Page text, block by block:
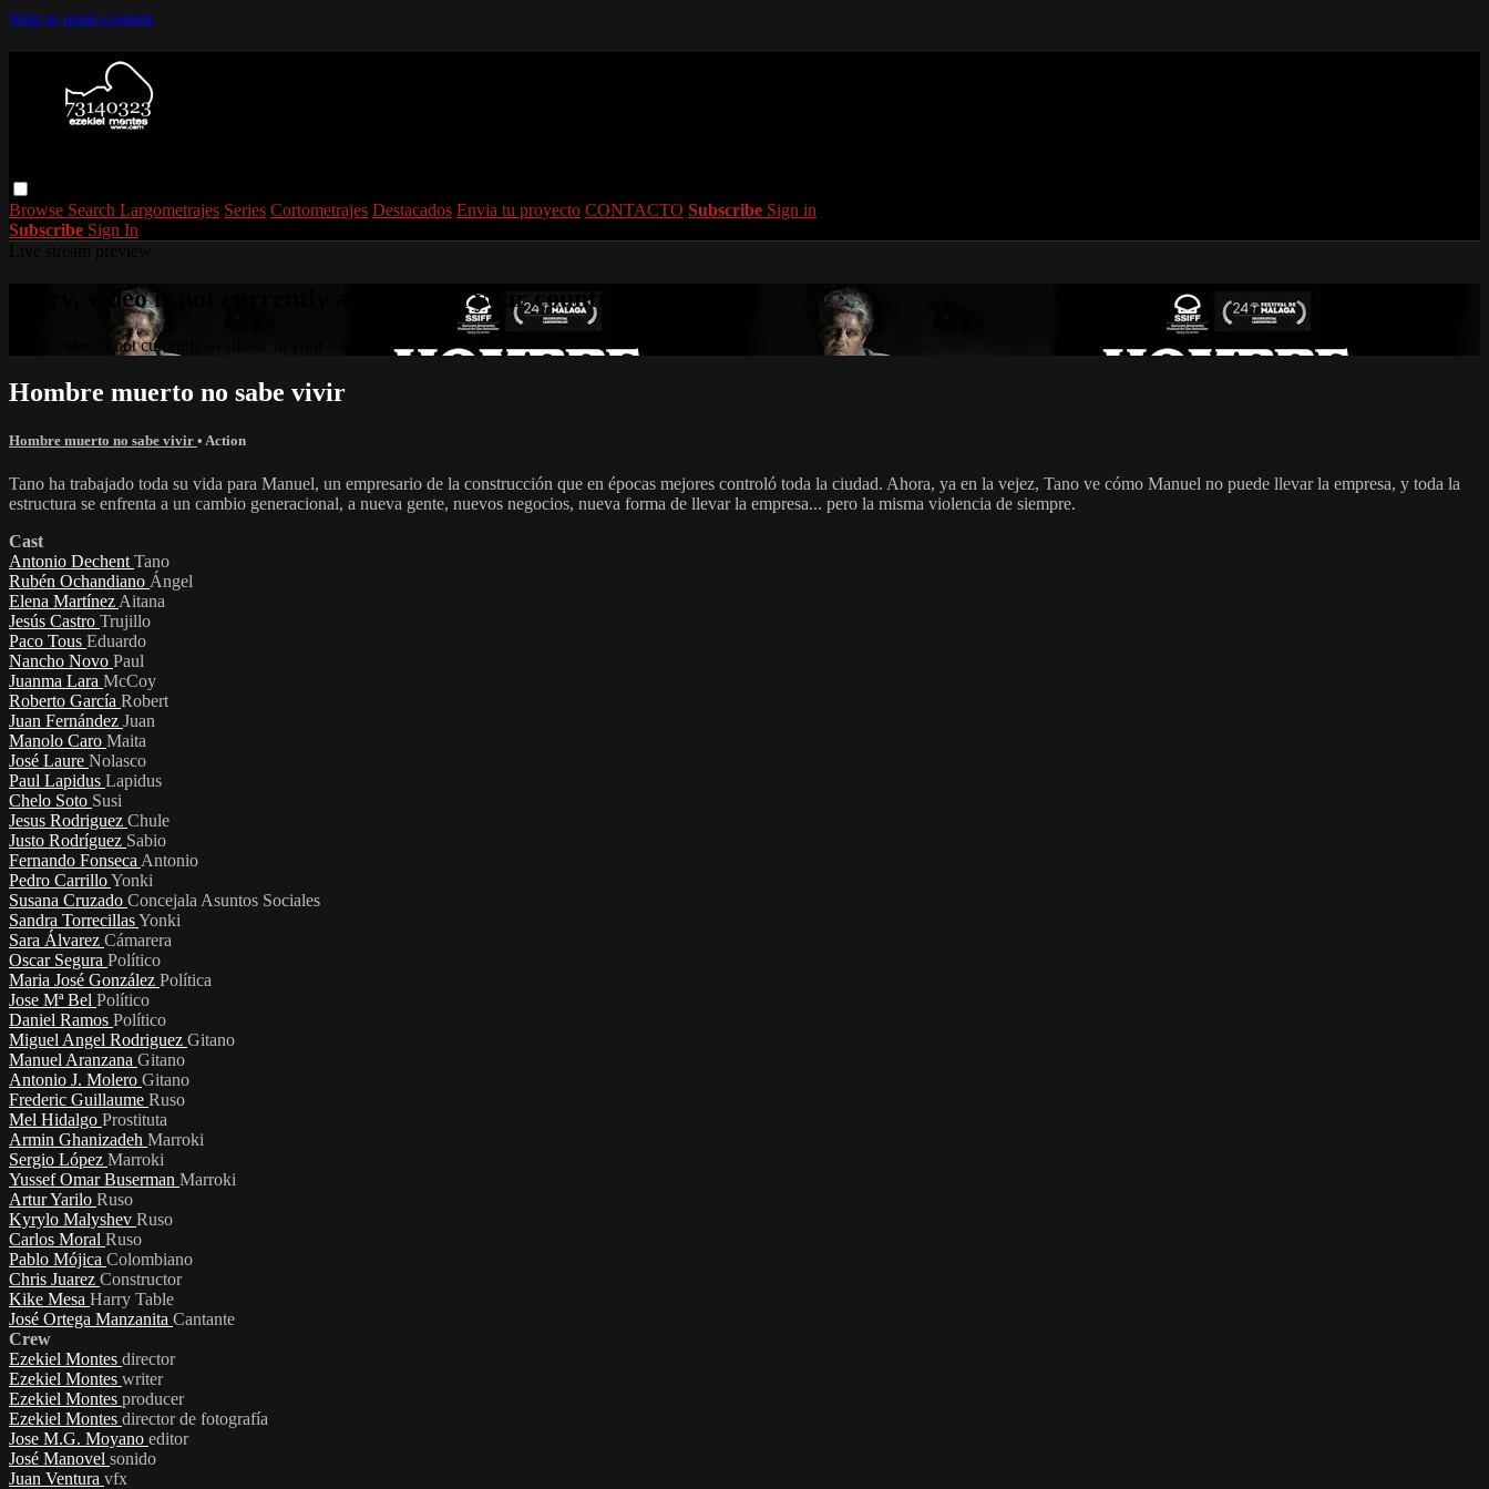
Skip to main content
Browse Search Largometrajes Series Cortometrajes Destacados Envia tu proyecto CONTACTO Subscribe Sign in
Subscribe Sign In
Sorry, video is not currently available in your country
Sorry, video is not currently available in your country
Hombre muerto no sabe vivir
Hombre muerto no sabe vivir • Action
Tano ha trabajado toda su vida para Manuel, un empresario de la construcción que en épocas mejores controló toda la ciudad. Ahora, ya en la vejez, Tano ve cómo Manuel no puede llevar la empresa, y toda la
estructura se enfrenta a un cambio generacional, a nueva gente, nuevos negocios, nueva forma de llevar la empresa... pero la misma violencia de siempre.
Cast
Antonio Dechent Tano
Rubén Ochandiano Ángel
Elena Martínez Aitana
Jesús Castro Trujillo
Paco Tous Eduardo
Nancho Novo Paul
Juanma Lara McCoy
Roberto García Robert
Juan Fernández Juan
Manolo Caro Maita
José Laure Nolasco
Paul Lapidus Lapidus
Chelo Soto Susi
Jesus Rodriguez Chule
Justo Rodríguez Sabio
Fernando Fonseca Antonio
Pedro CarrilloYonki
Susana Cruzado Concejala Asuntos Sociales
Sandra TorrecillasYonki
Sara Álvarez Cámarera
Oscar Segura Político
Maria José González Política
Jose Mª Bel Político
Daniel Ramos Político
Miguel Angel Rodriguez Gitano
Manuel Aranzana Gitano
Antonio J. Molero Gitano
Frederic Guillaume Ruso
Mel Hidalgo Prostituta
Armin Ghanizadeh Marroki
Sergio López Marroki
Yussef Omar Buserman Marroki
Artur Yarilo Ruso
Kyrylo Malyshev Ruso
Carlos Moral Ruso
Pablo Mójica Colombiano
Chris Juarez Constructor
Kike Mesa Harry Table
José Ortega Manzanita Cantante
Crew
Ezekiel Montes director
Ezekiel Montes writer
Ezekiel Montes producer
Ezekiel Montes director de fotografía
Jose M.G. Moyano editor
José Manovel sonido
Juan Ventura vfx